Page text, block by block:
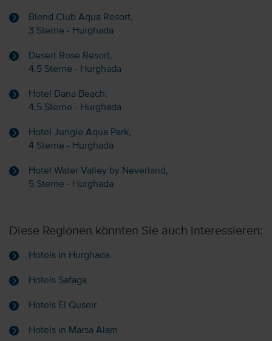
Blend Club Aqua Resort,
3 Sterne - Hurghada
Desert Rose Resort,
4.5 Sterne - Hurghada
Hotel Dana Beach,
4.5 Sterne - Hurghada
Hotel Jungle Aqua Park,
4 Sterne - Hurghada
Hotel Water Valley by Neverland,
5 Sterne - Hurghada
Diese Regionen könnten Sie auch interessieren:
Hotels in Hurghada
Hotels Safaga
Hotels El Quseir
Hotels in Marsa Alam